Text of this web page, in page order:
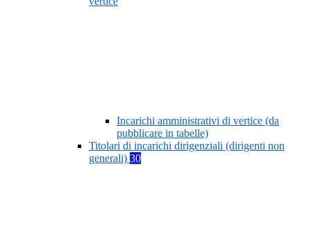
Incarichi amministrativi di vertice (da
pubblicare in tabelle)
Titolari di incarichi dirigenziali (dirigenti non
generali) 30